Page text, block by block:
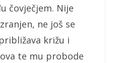
čovječjem. Nije
ne još se
križu i
te mu probode